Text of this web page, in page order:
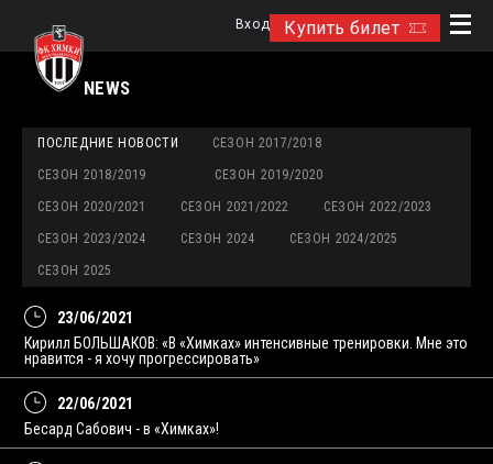
Купить билет
Вход
NEWS
ПОСЛЕДНИЕ НОВОСТИ СЕЗОН 2017/2018
СЕЗОН 2018/2019 СЕЗОН 2019/2020
СЕЗОН 2020/2021 СЕЗОН 2021/2022 СЕЗОН 2022/2023
СЕЗОН 2023/2024 СЕЗОН 2024 СЕЗОН 2024/2025
СЕЗОН 2025
23/06/2021
Кирилл БОЛЬШАКОВ: «В «Химках» интенсивные тренировки. Мне это
нравится - я хочу прогрессировать»
22/06/2021
Бесард Сабович - в «Химках»!